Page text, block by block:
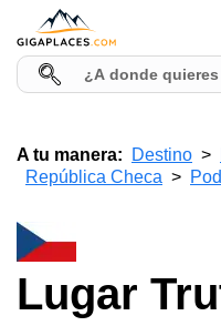
A tu manera: Destino
República Checa
Lugar